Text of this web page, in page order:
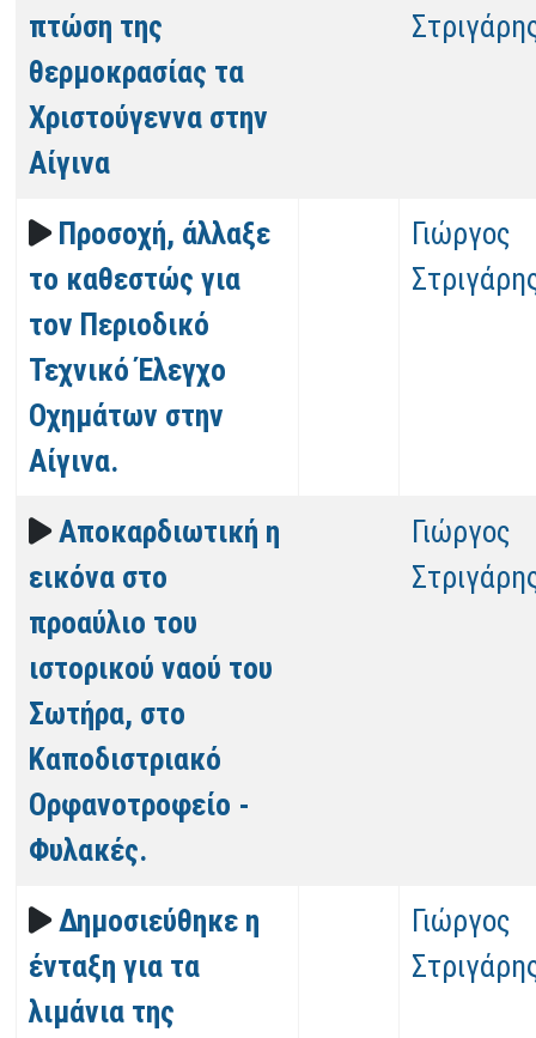
πτώση της
θερμοκρασίας τα
Χριστούγεννα στην
Αίγινα
Προσοχή, άλλαξε
το καθεστώς για
τον Περιοδικό
Τεχνικό Έλεγχο
Οχημάτων στην
Αίγινα.
Γιώργος
Αποκαρδιωτική η
εικόνα στο
προαύλιο του
ιστορικού ναού του
Σωτήρα, στο
Καποδιστριακό
Ορφανοτροφείο -
Φυλακές.
Γιώργος
Δημοσιεύθηκε η
ένταξη για τα
λιμάνια της
Γιώργος